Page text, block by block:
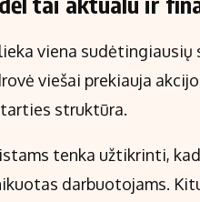
viena
viešai prekiauja
struktūra.
tenka užtikrinti,
darbuotojams.